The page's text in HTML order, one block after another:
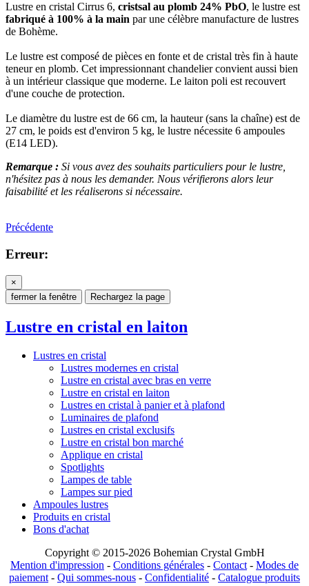
Lustre en cristal Cirrus 6, cristsal au plomb 24% PbO, le lustre est
fabriqué à 100% à la main par une célèbre manufacture de lustres
de Bohème.
Le lustre est composé de pièces en fonte et de cristal très fin à haute
teneur en plomb. Cet impressionnant chandelier convient aussi bien
à un intérieur classique que moderne. Le laiton poli est recouvert
d'une couche de protection.
Le diamètre du lustre est de 66 cm, la hauteur (sans la chaîne) est de
27 cm, le poids est d'environ 5 kg, le lustre nécessite 6 ampoules
(E14 LED).
Remarque : Si vous avez des souhaits particuliers pour le lustre,
n'hésitez pas à nous les demander. Nous vérifierons alors leur
faisabilité et les réaliserons si nécessaire.
Précédente
Erreur:
×
fermer la fenêtre
Rechargez la page
Lustre en cristal en laiton
Lustres en cristal
Lustres modernes en cristal
Lustre en cristal avec bras en verre
Lustre en cristal en laiton
Lustres en cristal à panier et à plafond
Luminaires de plafond
Lustres en cristal exclusifs
Lustre en cristal bon marché
Applique en cristal
Spotlights
Lampes de table
Lampes sur pied
Ampoules lustres
Produits en cristal
Bons d'achat
Copyright © 2015-2026 Bohemian Crystal GmbH
Mention d'impression - Conditions générales - Contact- Modes de
paiement- Qui sommes-nous - Confidentialité - Catalogue produits